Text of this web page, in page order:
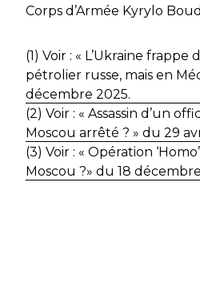
Corps d’Armée Kyrylo
(1) Voir : « L’Ukraine
pétrolier russe, mais en
décembre 2025.
(2) Voir : « Assassin d’un
Moscou arrêté ? » du 29
(3) Voir : « Opération
Moscou ?» du 18